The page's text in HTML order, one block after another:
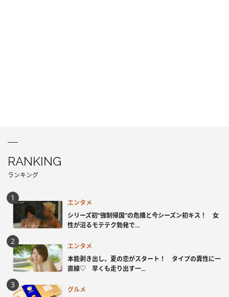
RANKING
ランキング
エンタメ
シリーズ初“強制帰国”の危機と今シーズン初キス！ 女
性が沼るモテテク勃発で...
エンタメ
本能剥き出し、夏の恋がスタート！ タイプの異性に一
直線♡ 早くも走り出す一...
グルメ